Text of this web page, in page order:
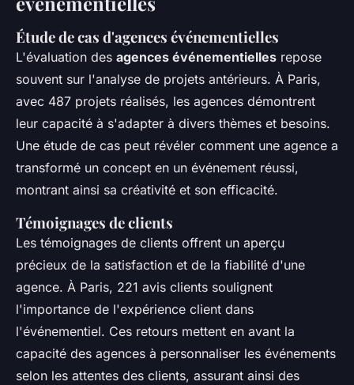
Étude de cas d'agences événementielles
L'évaluation des agences événementielles repose
souvent sur l'analyse de projets antérieurs. À Paris,
avec 487 projets réalisés, les agences démontrent
leur capacité à s'adapter à divers thèmes et besoins.
Une étude de cas peut révéler comment une agence a
transformé un concept en un événement réussi,
montrant ainsi sa créativité et son efficacité.
Témoignages de clients
Les témoignages de clients offrent un aperçu
précieux de la satisfaction et de la fiabilité d'une
agence. À Paris, 221 avis clients soulignent
l'importance de l'expérience client dans
l'événementiel. Ces retours mettent en avant la
capacité des agences à personnaliser les événements
selon les attentes des clients, assurant ainsi des